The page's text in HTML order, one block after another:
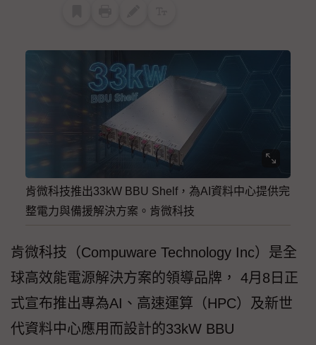
肯微科技推出33kW BBU Shelf，為AI資料中心提供完
整電力與備援解決方案。肯微科技
肯微科技（Compuware Technology Inc）是全
球高效能電源解決方案的領導品牌， 4月8日正
式宣布推出專為AI、高速運算（HPC）及新世
代資料中心應用而設計的33kW BBU